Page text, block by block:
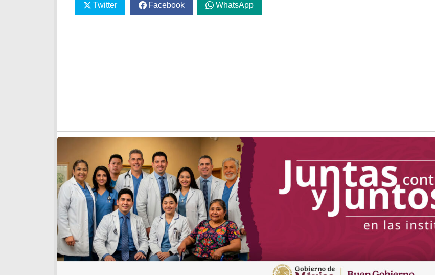
Twitter Facebook WhatsApp